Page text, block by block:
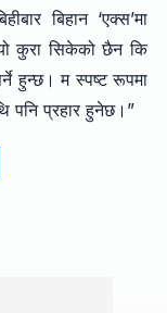
बिहान ‘एक्स’मा
कुरा सिकेको छैन कि
हुन्छ। म स्पष्ट रूपमा
पनि प्रहार हुनेछ।”
S